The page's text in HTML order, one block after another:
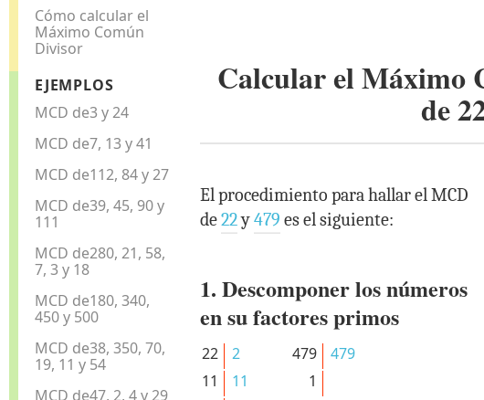
Cómo calcular el
Máximo Común
Divisor
EJEMPLOS
MCD de3 y 24
MCD de7, 13 y 41
MCD de112, 84 y 27
MCD de39, 45, 90 y
111
MCD de280, 21, 58,
7, 3 y 18
MCD de180, 340,
450 y 500
MCD de38, 350, 70,
19, 11 y 54
MCD de47, 2, 4 y 29
Calcular el Máximo
de
El procedimiento para hallar el MCD
de22y479 es el siguiente:
1. Descomponer los números
en su factores primos
22
2
11
11
479
479
1